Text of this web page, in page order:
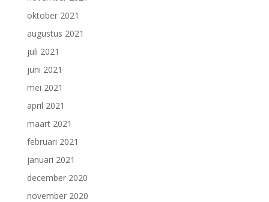
oktober 2021
augustus 2021
juli 2021
juni 2021
mei 2021
april 2021
maart 2021
februari 2021
januari 2021
december 2020
november 2020